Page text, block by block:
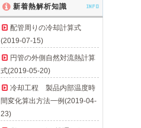
新着熱解析知識 INFO
配管周りの冷却計算式
(2019-07-15)
円管の外側自然対流熱計算
式(2019-05-20)
冷却工程 製品内部温度時
間変化算出方法一例(2019-04-
23)